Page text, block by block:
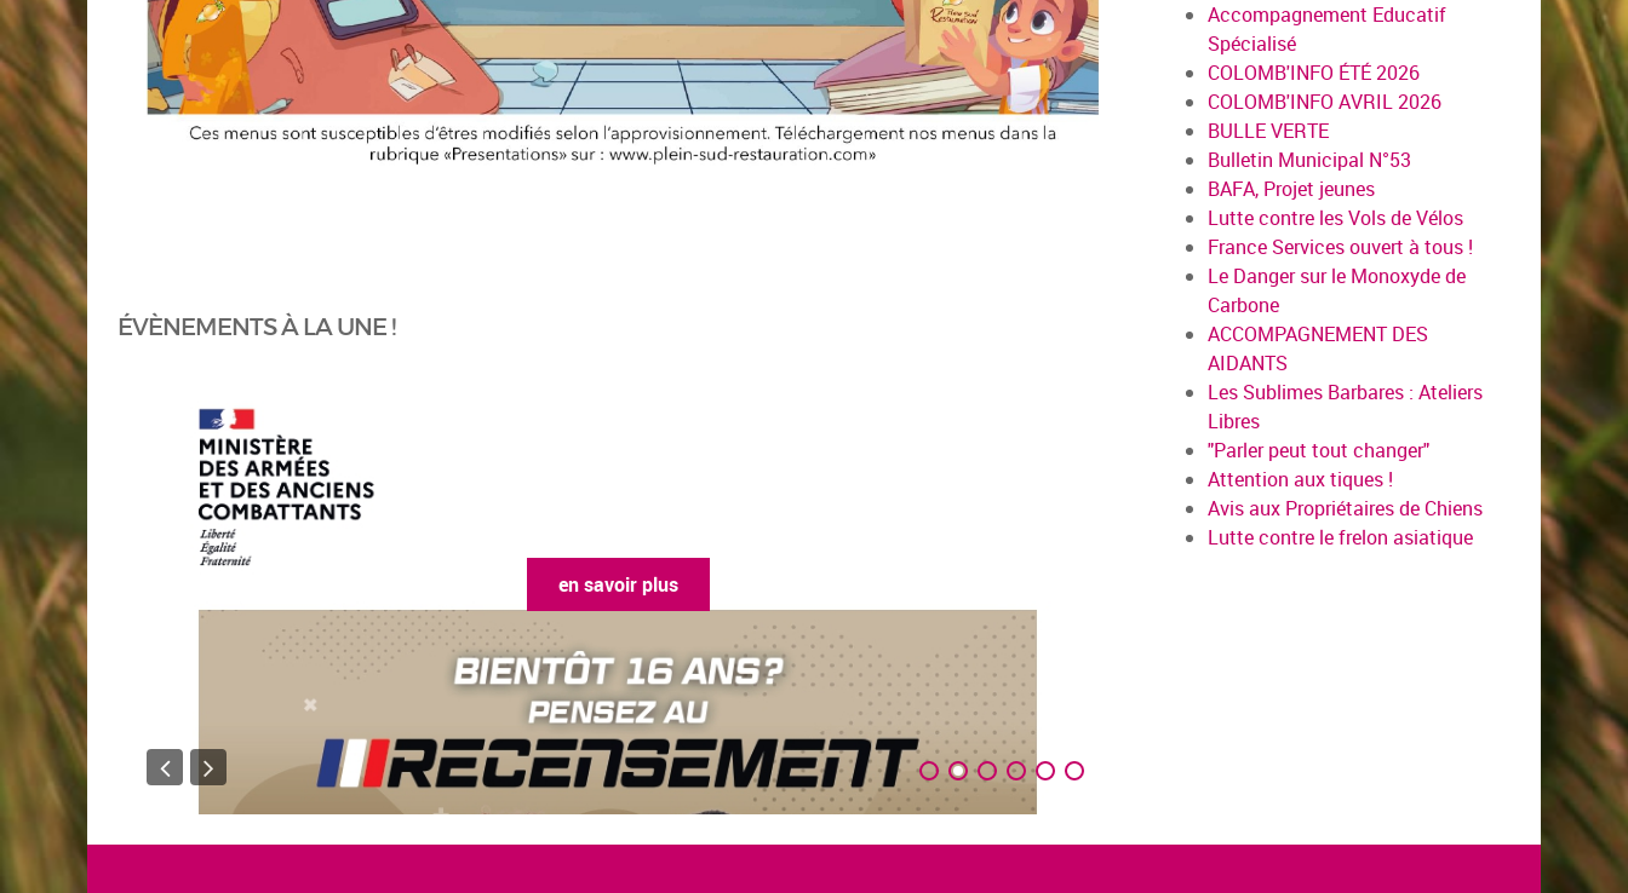
ÉVÈNEMENTS À LA UNE !
Accompagnement Educatif
Spécialisé
COLOMB'INFO ÉTÉ 2026
COLOMB'INFO AVRIL 2026
BULLE VERTE
Bulletin Municipal N°53
BAFA, Projet jeunes
Lutte contre les Vols de Vélos
France Services ouvert à tous !
Le Danger sur le Monoxyde de
Carbone
ACCOMPAGNEMENT DES
AIDANTS
Les Sublimes Barbares : Ateliers
Libres
"Parler peut tout changer"
Attention aux tiques !
Avis aux Propriétaires de Chiens
Lutte contre le frelon asiatique